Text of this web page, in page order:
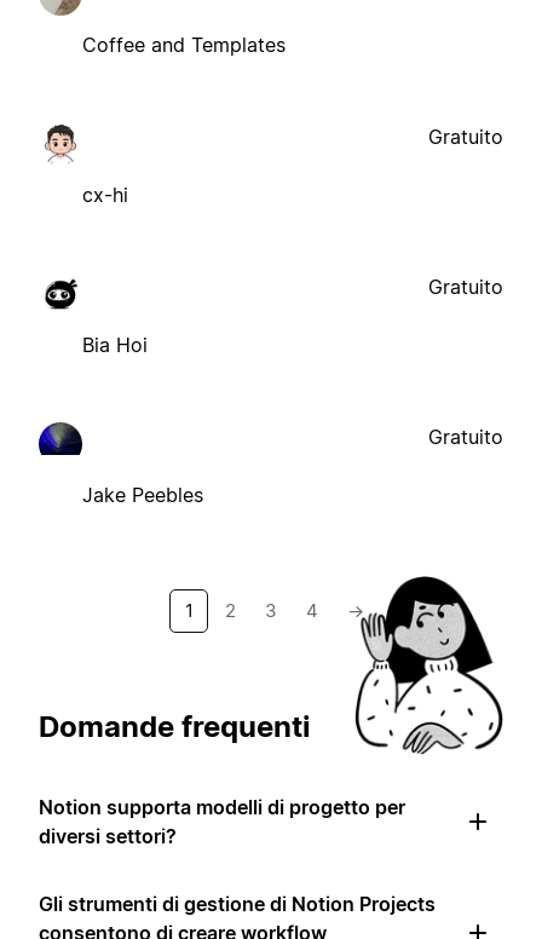
Coffee and Templates
cx-hi
Gratuito
Bia Hoi
Gratuito
Jake Peebles
Gratuito
1 2 3 4 →
Domande frequenti
Notion supporta modelli di progetto per
diversi settori?
Gli strumenti di gestione di Notion Projects
consentono di creare workflow